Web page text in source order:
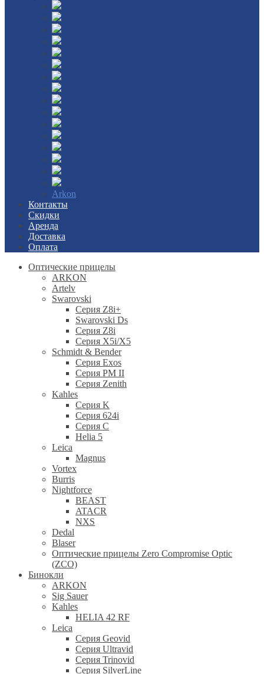
Arkon
Контакты
Скидки
Аренда
Доставка
Оплата
Оптические прицелы
ARKON
Artelv
Swarovski
Серия Z8i+
Swarovski Ds
Серия Z8i
Серия X5i/X5
Schmidt & Bender
Серия Exos
Серия PM II
Cерия Zenith
Kahles
Серия K
Серия 624i
Серия С
Helia 5
Leica
Magnus
Vortex
Burris
Nightforce
BEAST
ATACR
NXS
Dedal
Blaser
Оптические прицелы Zero Compromise Optic
(ZCO)
Бинокли
ARKON
Sig Sauer
Kahles
HELIA 42 RF
Leica
Серия Geovid
Серия Ultravid
Серия Trinovid
Серия SilverLine